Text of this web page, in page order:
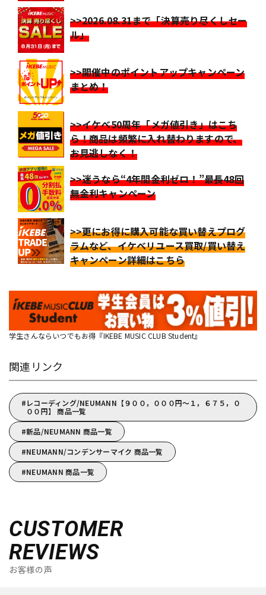
>>2026.08.31まで「決算売り尽くしセー
ル」
>>開催中のポイントアップキャンペーン
まとめ！
>>イケベ50周年「メガ値引き」はこち
ら！商品は頻繁に入れ替わりますので、
お見逃しなく！
>>迷うなら“4年間金利ゼロ！”最長48回
無金利キャンペーン
>>更にお得に購入可能な買い替えプログ
ラムなど、イケベリユース買取/買い替え
キャンペーン詳細はこちら
学生さんならいつでもお得『IKEBE MUSIC CLUB Student』
関連リンク
レコーディング/NEUMANN【９００，０００円～１，６７５，０
００円】 商品一覧
新品/NEUMANN 商品一覧
NEUMANN/コンデンサーマイク 商品一覧
NEUMANN 商品一覧
CUSTOMER
REVIEWS
お客様の声